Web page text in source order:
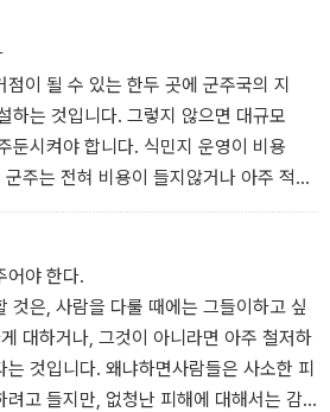
이 될 수 있는 한두 곳에 군주국의 지
하는 것입니다. 그렇지 않으면 대규모
둔시켜야 합니다. 식민지 운영이 비용
주는 전혀 비용이 들지않거나 아주 적
하고 유지할 수 있습니다.
사람들은 새로 온 이주민들에게 자신들
하는 이들뿐입니다. 국가 전체의 관점에
해를 보는 자들은 소수에 불과합니다. 더
고 뿔뿔이 흩어져버릴 것이기 때문에 군주
않습니다.
한편으로는 자신들은 피해를 보지않았다
어야 한다.
것은, 사람을 다룰 때에는 그들이하고 싶
대하거나, 그것이 아니라면 아주 철저하
것입니다. 왜냐하면사람들은 사소한 피
려고 들지만, 없청난 피해에 대해서는 감